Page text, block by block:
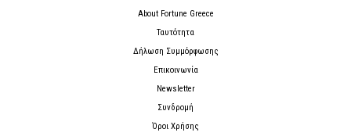
About Fortune Greece
Ταυτότητα
Δήλωση Συμμόρφωσης
Επικοινωνία
Newsletter
Συνδρομή
Όροι Χρήσης